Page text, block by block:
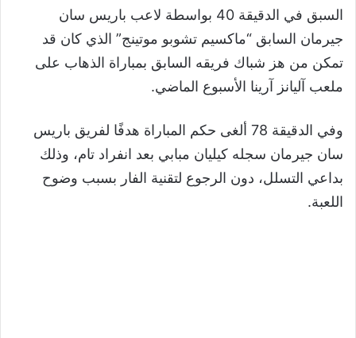
السبق في الدقيقة 40 بواسطة لاعب باريس سان
جيرمان السابق “ماكسيم تشوبو موتينج” الذي كان قد
تمكن من هز شباك فريقه السابق بمباراة الذهاب على
ملعب آليانز آرينا الأسبوع الماضي.
وفي الدقيقة 78 ألغى حكم المباراة هدفًا لفريق باريس
سان جيرمان سجله كيليان مبابي بعد انفراد تام، وذلك
بداعي التسلل، دون الرجوع لتقنية الفار بسبب وضوح
اللعبة.